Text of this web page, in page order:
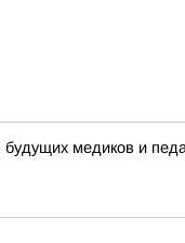
медиков и